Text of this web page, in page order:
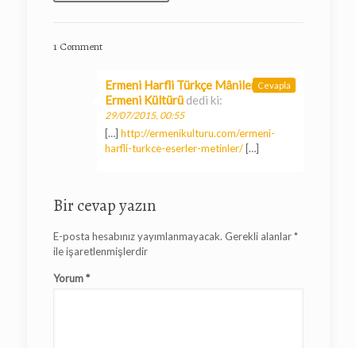
1 Comment
Ermeni Harfli Türkçe Mâniler -
Ermeni Kültürü dedi ki:
29/07/2015, 00:55
[…] http://ermenikulturu.com/ermeni-
harfli-turkce-eserler-metinler/[…]
Cevapla
Bir cevap yazın
E-posta hesabınız yayımlanmayacak. Gerekli alanlar*
ile işaretlenmişlerdir
Yorum*